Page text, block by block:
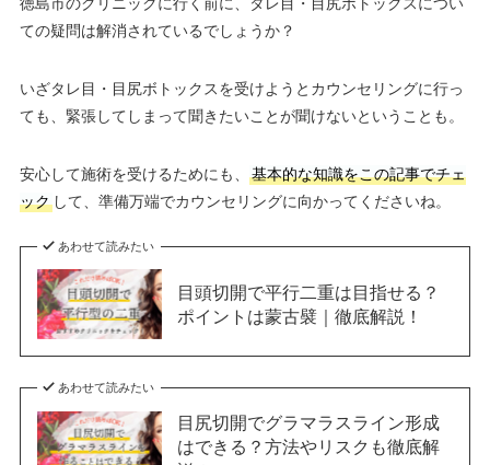
ての疑問は解消されているでしょうか？
いざタレ目・目尻ボトックスを受けようとカウンセリングに行っ
ても、緊張してしまって聞きたいことが聞けないということも。
安心して施術を受けるためにも、
基本的な知識をこの記事でチェ
ックして、準備万端でカウンセリングに向かってくださいね。
あわせて読みたい
目頭切開で平行二重は目指せる？
ポイントは蒙古襞｜徹底解説！
あわせて読みたい
目尻切開でグラマラスライン形成
はできる？方法やリスクも徹底解